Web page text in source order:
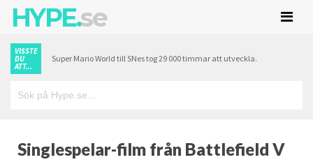
HYPE.se
VISSTE
DU
ATT...
Super Mario World till SNes tog 29 000 timmar att utveckla.
Singlespelar-film från Battlefield V